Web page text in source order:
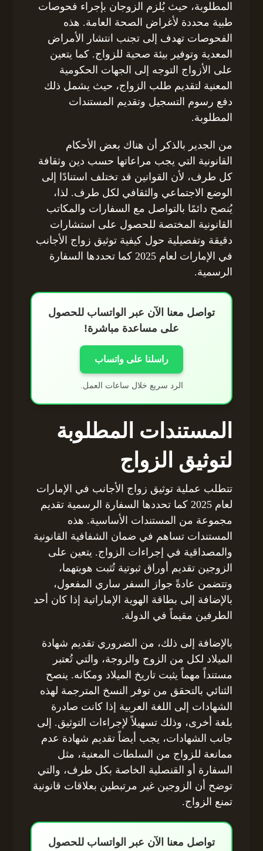
المطلوبة، حيث يُلزم الزوجان بإجراء فحوصات
طبية محددة لأغراض الصحة العامة. هذه
الفحوصات تهدف إلى تجنب انتشار الأمراض
المعدية وتوفير بيئة صحية للزواج. كما يتعين
على الأزواج التوجه إلى الجهات الحكومية
المعنية لتقديم طلب الزواج، حيث يشمل ذلك
دفع رسوم التسجيل وتقديم المستندات
المطلوبة.
من الجدير بالذكر أن هناك بعض الأحكام
القانونية التي يجب مراعاتها حسب دين وثقافة
كل طرف، لأن القوانين قد تختلف استنادًا إلى
الوضع الاجتماعي والثقافي لكل طرف. لذا،
يُنصح دائمًا بالتواصل مع السفارات والمكاتب
القانونية المختصة للحصول على استشارات
دقيقة وتفصيلية حول كيفية توثيق زواج الأجانب
في الإمارات لعام 2025 كما تحددها السفارة
الرسمية.
تواصل معنا الآن عبر الواتساب للحصول
على مساعدة مباشرة!
راسلنا على واتساب
الرد سريع خلال ساعات العمل.
المستندات المطلوبة
لتوثيق الزواج
تتطلب عملية توثيق زواج الأجانب في الإمارات
لعام 2025 كما تحددها السفارة الرسمية تقديم
مجموعة من المستندات الأساسية. هذه
المستندات تساهم في ضمان الشفافية القانونية
والمصداقية في إجراءات الزواج. يتعين على
الزوجين تقديم أوراق ثبوتية تُثبت هويتهما،
وتتضمن عادةً جواز السفر ساري المفعول،
بالإضافة إلى بطاقة الهوية الإماراتية إذا كان أحد
الطرفين مقيماً في الدولة.
بالإضافة إلى ذلك، من الضروري تقديم شهادة
الميلاد لكل من الزوج والزوجة، والتي تُعتبر
مستنداً مهماً يثبت تاريخ الميلاد ومكانه. ينصح
الثنائي بالتحقق من توفر النسخ المترجمة لهذه
الشهادات إلى اللغة العربية إذا كانت صادرة
بلغة أخرى، وذلك تسهيلاً لإجراءات التوثيق. إلى
جانب الشهادات، يجب أيضاً تقديم شهادة عدم
ممانعة للزواج من السلطات المعنية، مثل
السفارة أو القنصلية الخاصة بكل طرف، والتي
توضح أن الزوجين غير مرتبطين بعلاقات قانونية
تمنع الزواج.
تواصل معنا الآن عبر الواتساب للحصول